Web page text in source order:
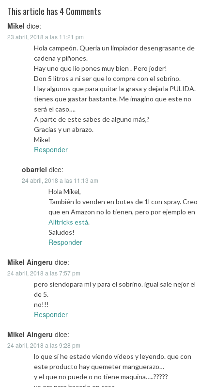
This article has 4 Comments
Mikel dice:
23 abril, 2018 a las 11:21 pm
Hola campeón. Queria un limpiador desengrasante de
cadena y piñones.
Hay uno que lío pones muy bien . Pero joder!
Don 5 litros a ni ser que lo compre con el sobrino.
Hay algunos que para quitar la grasa y dejarla PULIDA.
tienes que gastar bastante. Me imagino que este no
será el caso….
A parte de este sabes de alguno más,?
Gracias y un abrazo.
Mikel
Responder
obarriel dice:
24 abril, 2018 a las 11:13 am
Hola Mikel,
También lo venden en botes de 1l con spray. Creo
que en Amazon no lo tienen, pero por ejemplo en
Alltricks está.
Saludos!
Responder
Mikel Aingeru dice:
24 abril, 2018 a las 7:57 pm
pero siendopara mi y para el sobrino. igual sale nejor el
de 5.
no!!!
Responder
Mikel Aingeru dice:
24 abril, 2018 a las 9:28 pm
lo que si he estado viendo videos y leyendo. que con
este producto hay quemeter manguerazo…
y el que no puede o no tiene maquina…..?????